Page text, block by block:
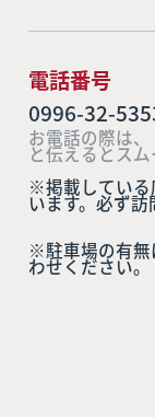
電話番号
0996-32-
お電話の際は、
と伝えるとスム
※掲載している
います。必ず
※駐車場の有無
わせください。